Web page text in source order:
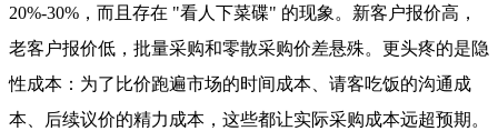
20%-30%，而且存在 "看人下菜碟" 的现象。新客户报价高，
老客户报价低，批量采购和零散采购价差悬殊。更头疼的是隐
性成本：为了比价跑遍市场的时间成本、请客吃饭的沟通成
本、后续议价的精力成本，这些都让实际采购成本远超预期。